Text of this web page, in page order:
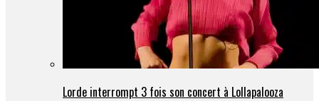
Lorde interrompt 3 fois son concert à Lollapalooza